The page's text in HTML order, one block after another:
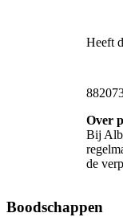
Heeft
Over
Bij
de
Boodschappen